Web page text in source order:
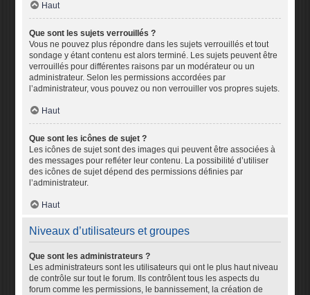
Haut
Que sont les sujets verrouillés ?
Vous ne pouvez plus répondre dans les sujets verrouillés et tout
sondage y étant contenu est alors terminé. Les sujets peuvent être
verrouillés pour différentes raisons par un modérateur ou un
administrateur. Selon les permissions accordées par
l’administrateur, vous pouvez ou non verrouiller vos propres sujets.
Haut
Que sont les icônes de sujet ?
Les icônes de sujet sont des images qui peuvent être associées à
des messages pour refléter leur contenu. La possibilité d’utiliser
des icônes de sujet dépend des permissions définies par
l’administrateur.
Haut
Niveaux d’utilisateurs et groupes
Que sont les administrateurs ?
Les administrateurs sont les utilisateurs qui ont le plus haut niveau
de contrôle sur tout le forum. Ils contrôlent tous les aspects du
forum comme les permissions, le bannissement, la création de